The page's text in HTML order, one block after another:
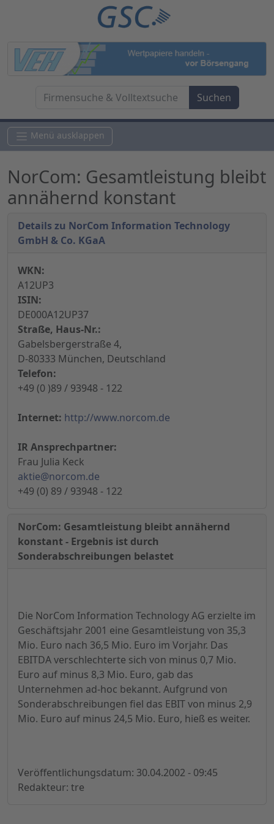
Menü ausklappen
NorCom: Gesamtleistung bleibt
annähernd konstant
Details zu NorCom Information Technology
GmbH & Co. KGaA
WKN:
A12UP3
ISIN:
DE000A12UP37
Straße, Haus-Nr.:
Gabelsbergerstraße 4,
D-80333 München, Deutschland
Telefon:
+49 (0 )89 / 93948 - 122
Internet: http://www.norcom.de
IR Ansprechpartner:
Frau Julia Keck
aktie@norcom.de
+49 (0) 89 / 93948 - 122
NorCom: Gesamtleistung bleibt annähernd
konstant - Ergebnis ist durch
Sonderabschreibungen belastet
Die NorCom Information Technology AG erzielte im
Geschäftsjahr 2001 eine Gesamtleistung von 35,3
Mio. Euro nach 36,5 Mio. Euro im Vorjahr. Das
EBITDA verschlechterte sich von minus 0,7 Mio.
Euro auf minus 8,3 Mio. Euro, gab das
Unternehmen ad-hoc bekannt. Aufgrund von
Sonderabschreibungen fiel das EBIT von minus 2,9
Mio. Euro auf minus 24,5 Mio. Euro, hieß es weiter.
Veröffentlichungsdatum: 30.04.2002 - 09:45
Redakteur: tre